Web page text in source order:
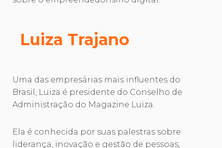
Luiza Trajano
Uma das empresárias mais influentes do
Brasil, Luiza é presidente do Conselho de
Administração do Magazine Luiza.
Ela é conhecida por suas palestras sobre
liderança, inovação e gestão de pessoas,